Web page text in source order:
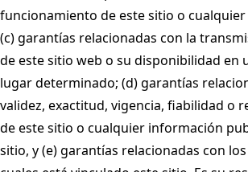
funcionamiento de este sitio o
(c) garantías relacionadas con la
de este sitio web o su disponibilidad en
lugar determinado; (d) garantías
validez, exactitud, vigencia, fiabilidad o
de este sitio o cualquier información
sitio, y (e) garantías relacionadas con